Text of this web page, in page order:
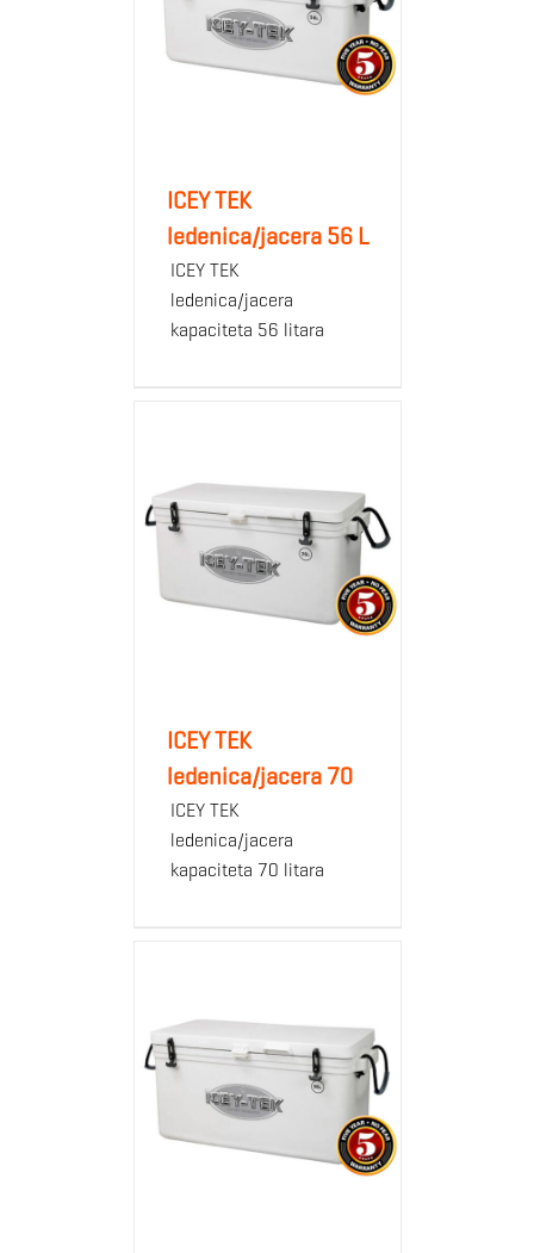
ICEY TEK
ledenica/jacera 56 L
ICEY TEK
ledenica/jacera
kapaciteta 56 litara
ICEY TEK
ledenica/jacera 70
ICEY TEK
ledenica/jacera
kapaciteta 70 litara